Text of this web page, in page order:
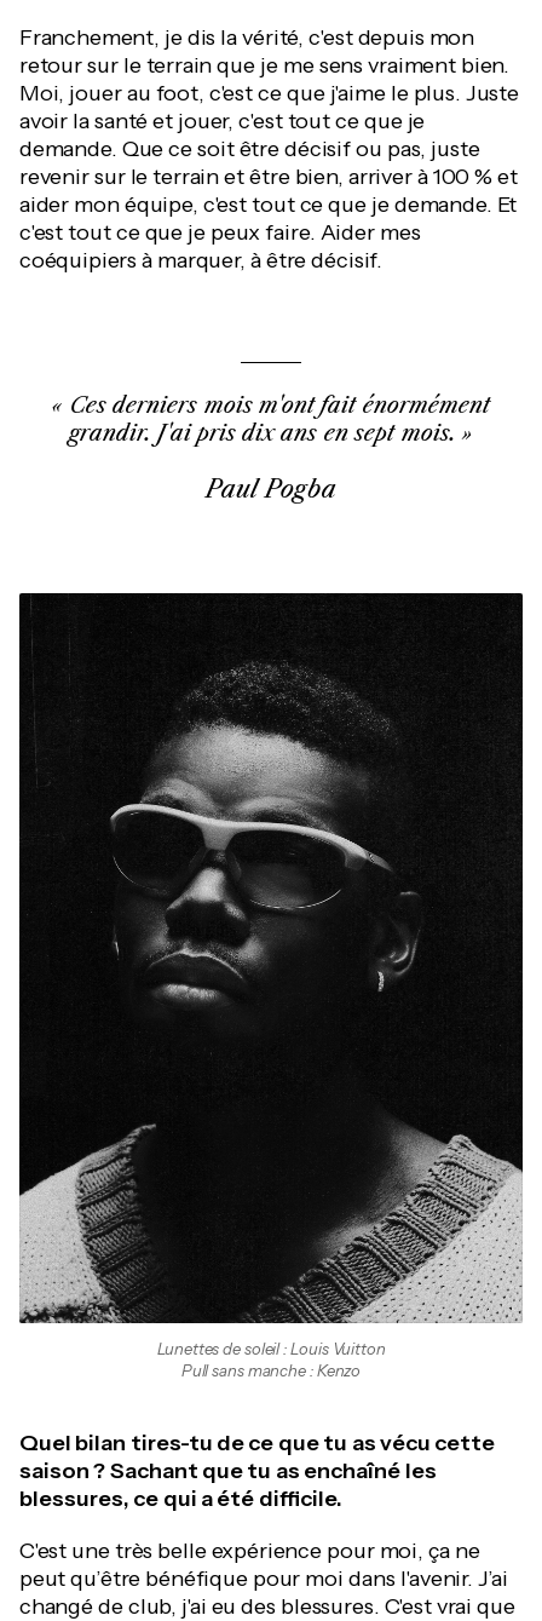
Franchement, je dis la vérité, c'est depuis mon
retour sur le terrain que je me sens vraiment bien.
Moi, jouer au foot, c'est ce que j'aime le plus. Juste
avoir la santé et jouer, c'est tout ce que je
demande. Que ce soit être décisif ou pas, juste
revenir sur le terrain et être bien, arriver à 100 % et
aider mon équipe, c'est tout ce que je demande. Et
c'est tout ce que je peux faire. Aider mes
coéquipiers à marquer, à être décisif.
Ces derniers mois m'ont fait énormément
grandir. J'ai pris dix ans en sept mois.
Paul Pogba
Lunettes de soleil : Louis Vuitton
Pull sans manche : Kenzo
Quel bilan tires-tu de ce que tu as vécu cette
saison ? Sachant que tu as enchaîné les
blessures, ce qui a été difficile.
C'est une très belle expérience pour moi, ça ne
peut qu’être bénéfique pour moi dans l'avenir. J’ai
changé de club, j'ai eu des blessures. C'est vrai que